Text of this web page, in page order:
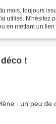
mois, toujours
utilisé. N'hésitez
en mettant un
!